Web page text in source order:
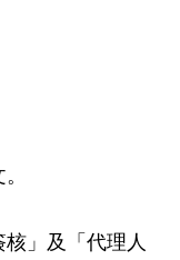
」及「代理人